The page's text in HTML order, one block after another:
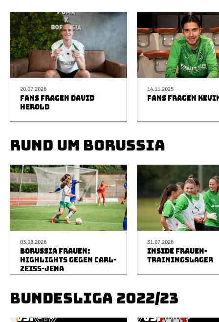
20.07.2026
FANS FRAGEN DAVID
HEROLD
14.11.2025
FANS FRAGEN
RUND UM BORUSSIA
03.08.2026
BORUSSIA FRAUEN:
HIGHLIGHTS GEGEN CARL-
ZEISS-JENA
31.07.2026
INSIDE FRAUEN-
TRAININGSLAGER
BUNDESLIGA 2022/23